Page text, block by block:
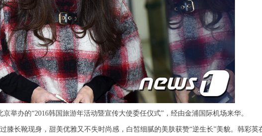
办的“2016韩国旅游年活动暨宣传大使委任仪式”，经由金浦国际机场来华。
长靴现身，甜美优雅又不失时尚感，白皙细腻的美肤获赞“逆生长”美貌。韩彩英